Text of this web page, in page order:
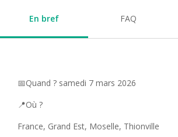
En bref FAQ
📅Quand ? samedi 7 mars 2026
📍Où ?
France, Grand Est, Moselle, Thionville